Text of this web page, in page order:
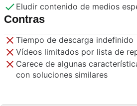
Eludir contenido de medios
Contras
Tiempo de descarga indefinido
Vídeos limitados por lista de
Carece de algunas
con soluciones similares